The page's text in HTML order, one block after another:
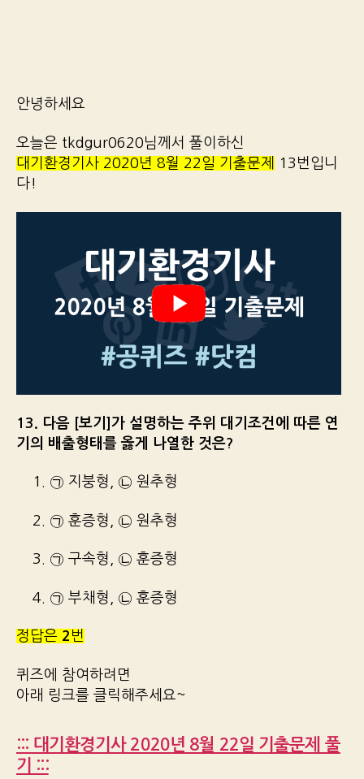
안녕하세요
오늘은 tkdgur0620님께서 풀이하신
대기환경기사 2020년 8월 22일 기출문제
13번입니
다!
13. 다음 [보기]가 설명하는 주위 대기조건에 따른 연
기의 배출형태를 옳게 나열한 것은?
1. ㉠ 지붕형, ㉡ 원추형
2. ㉠ 훈증형, ㉡ 원추형
3. ㉠ 구속형, ㉡ 훈증형
4. ㉠ 부채형, ㉡ 훈증형
정답은 2 번
퀴즈에 참여하려면
아래 링크를 클릭해주세요~
::: 대기환경기사 2020년 8월 22일 기출문제 풀
기 :::